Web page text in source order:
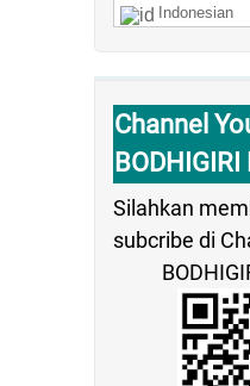
Indonesian
Channel
Silahkan
subcribe di